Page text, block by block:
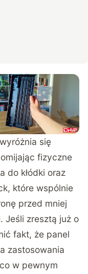
się
fizyczne
do kłódki oraz
które wspólnie
przed mniej
Jeśli zresztą już o
fakt, że panel
zastosowania
w pewnym